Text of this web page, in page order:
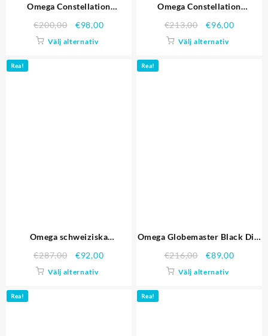
Omega Constellation
replika klockor 4474
€200,00 €98,00
Välj alternativ
Omega Constellation
replika klockor 4488
€213,00 €96,00
Välj alternativ
Rea!
Omega schweiziska
diamant Case Radial Emblem
Brown Dial 98.117 Replika
€287,00 €92,00
Välj alternativ
Rea!
Omega Globemaster Black Dial
armband Replika Klockor
€216,00 €89,00
Välj alternativ
Rea! Rea!